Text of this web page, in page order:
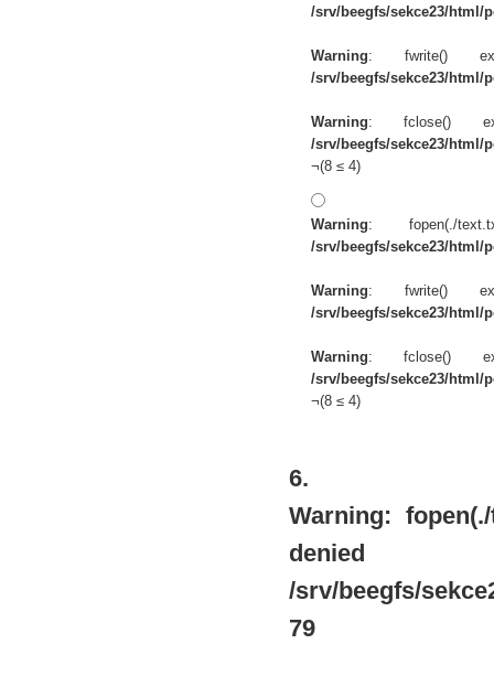
/srv/beegfs/sekce23/html/
Warning: fwrite()
/srv/beegfs/sekce23/html/
Warning: fclose()
/srv/beegfs/sekce23/html/
¬(8 ≤ 4)
Warning: fopen(./
/srv/beegfs/sekce23/html/
Warning: fwrite()
/srv/beegfs/sekce23/html/
Warning: fclose()
/srv/beegfs/sekce23/html/
¬(8 ≤ 4)
6.
Warning:
/srv/beegfs/
79